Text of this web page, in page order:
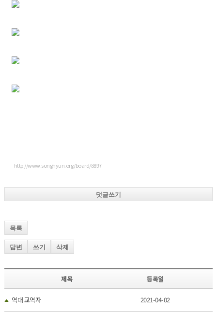
http://www.songhyun.org/board/8897
댓글쓰기
목록
답변 쓰기 삭제
제목 등록일
역대 교역자 2021-04-02